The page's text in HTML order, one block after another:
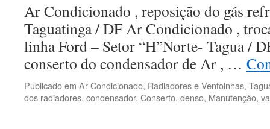
Ar Condicionado , reposição do gás
Taguatinga / DF Ar Condicionado ,
linha Ford – Setor “H”Norte- Tagua /
conserto do condensador de Ar , …
Publicado em Ar Condicionado, Radiadores e Ventoinhas,
dos radiadores, condensador, Conserto, denso, Manutenção,